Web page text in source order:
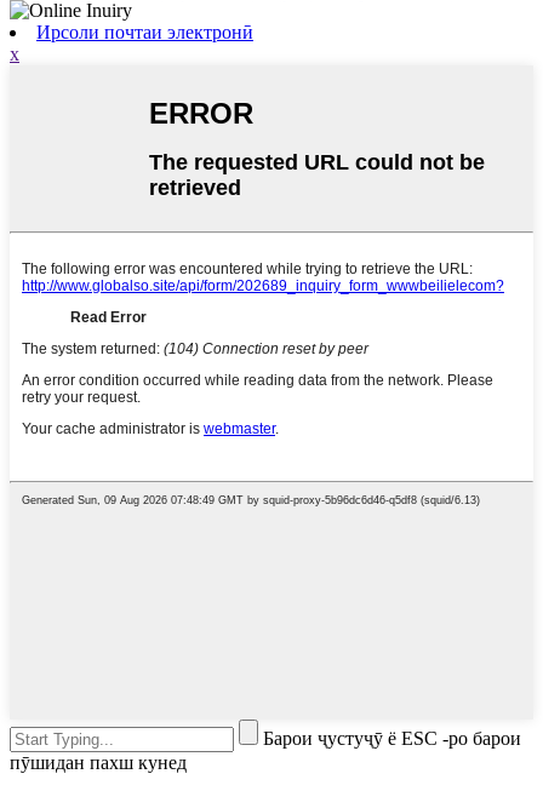
Ирсоли почтаи электронӣ
x
Барои ҷустуҷӯ ё ESC -ро барои
пӯшидан пахш кунед